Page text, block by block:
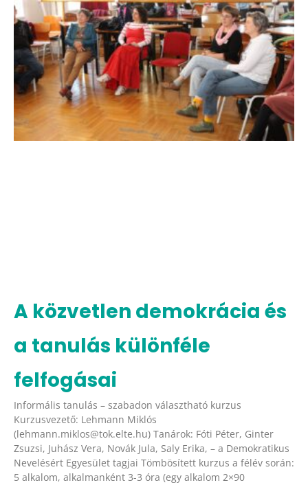
A közvetlen demokrácia és
a tanulás különféle
felfogásai
Informális tanulás – szabadon választható kurzus
Kurzusvezető: Lehmann Miklós
(lehmann.miklos@tok.elte.hu) Tanárok: Fóti Péter, Ginter
Zsuzsi, Juhász Vera, Novák Jula, Saly Erika, – a Demokratikus
Nevelésért Egyesület tagjai Tömbösített kurzus a félév során:
5 alkalom, alkalmanként 3-3 óra (egy alkalom 2×90